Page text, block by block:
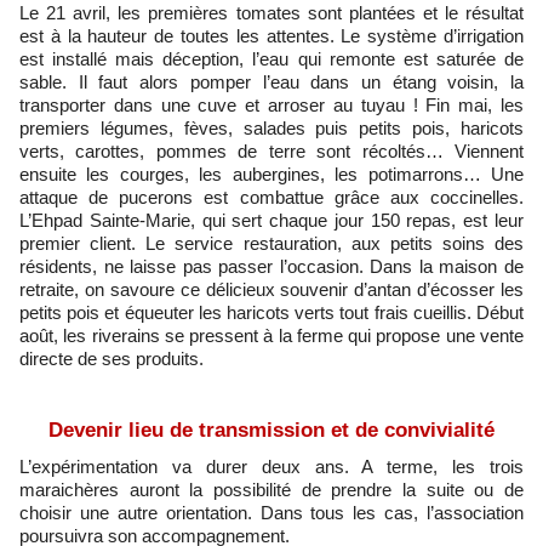
Le 21 avril, les premières tomates sont plantées et le résultat
est à la hauteur de toutes les attentes. Le système d’irrigation
est installé mais déception, l’eau qui remonte est saturée de
sable. Il faut alors pomper l’eau dans un étang voisin, la
transporter dans une cuve et arroser au tuyau ! Fin mai, les
premiers légumes, fèves, salades puis petits pois, haricots
verts, carottes, pommes de terre sont récoltés… Viennent
ensuite les courges, les aubergines, les potimarrons… Une
attaque de pucerons est combattue grâce aux coccinelles.
L’Ehpad Sainte-Marie, qui sert chaque jour 150 repas, est leur
premier client. Le service restauration, aux petits soins des
résidents, ne laisse pas passer l’occasion. Dans la maison de
retraite, on savoure ce délicieux souvenir d’antan d’écosser les
petits pois et équeuter les haricots verts tout frais cueillis. Début
août, les riverains se pressent à la ferme qui propose une vente
directe de ses produits.
Devenir lieu de transmission et de convivialité
L’expérimentation va durer deux ans. A terme, les trois
maraichères auront la possibilité de prendre la suite ou de
choisir une autre orientation. Dans tous les cas, l’association
poursuivra son accompagnement.